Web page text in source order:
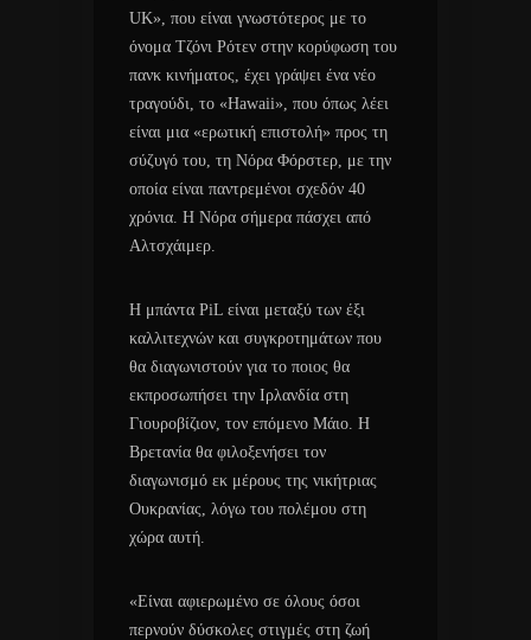
UK», που είναι γνωστότερος με το
όνομα Τζόνι Ρότεν στην κορύφωση του
πανκ κινήματος, έχει γράψει ένα νέο
τραγούδι, το «Hawaii», που όπως λέει
είναι μια «ερωτική επιστολή» προς τη
σύζυγό του, τη Νόρα Φόρστερ, με την
οποία είναι παντρεμένοι σχεδόν 40
χρόνια. Η Νόρα σήμερα πάσχει από
Αλτσχάιμερ.
Η μπάντα PiL είναι μεταξύ των έξι
καλλιτεχνών και συγκροτημάτων που
θα διαγωνιστούν για το ποιος θα
εκπροσωπήσει την Ιρλανδία στη
Γιουροβίζιον, τον επόμενο Μάιο. Η
Βρετανία θα φιλοξενήσει τον
διαγωνισμό εκ μέρους της νικήτριας
Ουκρανίας, λόγω του πολέμου στη
χώρα αυτή.
«Είναι αφιερωμένο σε όλους όσοι
περνούν δύσκολες στιγμές στη ζωή